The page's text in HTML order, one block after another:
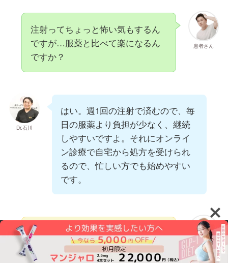
患者さん
注射ってちょっと怖い気もするん
ですが…服薬と比べて楽になるん
ですか？
Dr.石川
はい。週1回の注射で済むので、毎
日の服薬より負担が少なく、継続
しやすいですよ。それにオンライ
ン診療で自宅から処方を受けられ
るので、忙しい方でも始めやすい
です。
患者さん
副作用はどうですか？リベルサス
だと吐き気で続けるのが大変だっ
たんですが…